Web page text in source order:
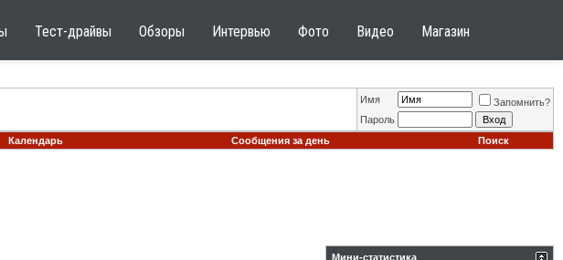
Тест-драйвы Обзоры Интервью Фото Видео Магазин
Имя
Запомнить?
Пароль
Календарь Сообщения за день Поиск
Мини-статистика